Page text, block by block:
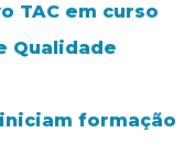
TAC em curso
Qualidade
formação